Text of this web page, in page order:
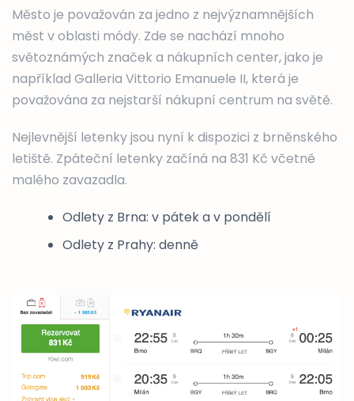
Město je považován za jedno z nejvýznamnějších
měst v oblasti módy. Zde se nachází mnoho
světoznámých značek a nákupních center, jako je
například Galleria Vittorio Emanuele II, která je
považována za nejstarší nákupní centrum na světě.
Nejlevnější letenky jsou nyní k dispozici z brněnského
letiště. Zpáteční letenky začíná na 831 Kč včetně
malého zavazadla.
Odlety z Brna: v pátek a v pondělí
Odlety z Prahy: denně